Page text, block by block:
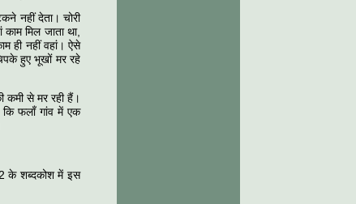
नहीं देता। चोरी
मिल जाता था,
ही नहीं वहां। ऐसे
हुए भूखों मर रहे
कमी से मर रही हैं।
कि फलाँ गांव में एक
के शब्दकोश में इस